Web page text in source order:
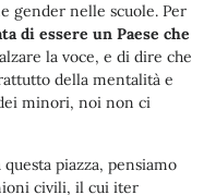
gender nelle scuole. Per
di essere un Paese che
la voce, e di dire che
della mentalità e
minori, noi non ci
piazza, pensiamo
civili, il cui iter